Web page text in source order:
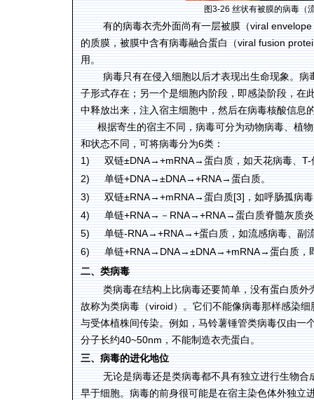
图3-26丝状有被膜的病毒（
有的病毒衣壳外面尚有一层被膜（viral envelope
的质膜，被膜中含有病毒融合蛋白（viral fusion
用。
病毒只有在侵入细胞以后才表现出生命现象。
子形式存在；另一个是细胞内阶段，即感染阶段，在
中释放出来，注入宿主细胞中，然后在病毒核酸信息
根据寄生的宿主不同，病毒可分为动物病毒、植
和状态不同，可将病毒分为6类：
1)
双链±DNA→+mRNA→蛋白质，如天花病毒、T-
2)
单链+DNA→±DNA→+RNA→蛋白质。
3)
双链±RNA→+mRNA→蛋白质[3]，如呼肠孤病
4)
单链+RNA→－RNA→+RNA→蛋白质脊髓灰质
5)
单链-RNA→+RNA→+蛋白质，如流感病毒、副
6)
单链+RNA→DNA→±DNA→+mRNA→蛋白质，
二、类病毒
类病毒在结构上比病毒还要简单，没有蛋白质
故称为类病毒（viroid）。它们不能像病毒那样感染
与受体植株间传染。例如，马铃薯锤管类病毒仅由一
分子长约40~50nm，不能制造衣壳蛋白。
三、病毒的进化地位
无论是病毒还是类病毒都不具有独立进行生物
早于细胞。病毒的前身很可能是在宿主染色体外独立